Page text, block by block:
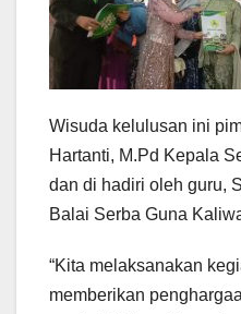
Wisuda kelulusan ini
Hartanti, M.Pd Kepala
dan di hadiri oleh guru,
Balai Serba Guna
“Kita melaksanakan
memberikan